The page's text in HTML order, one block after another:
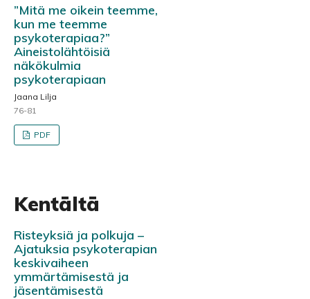
”Mitä me oikein teemme,
kun me teemme
psykoterapiaa?”
Aineistolähtöisiä
näkökulmia
psykoterapiaan
Jaana Lilja
76-81
PDF
Kentältä
Risteyksiä ja polkuja –
Ajatuksia psykoterapian
keskivaiheen
ymmärtämisestä ja
jäsentämisestä